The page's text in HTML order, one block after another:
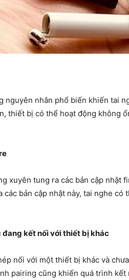
nguyên nhân phổ biến khiến tai
thiết bị có thể hoạt động không
xuyên tung ra các bản cập nhật
các bản cập nhật này, tai nghe có
đang kết nối với thiết bị khác
nối với một thiết bị khác và
pairing cũng khiến quá trình kết